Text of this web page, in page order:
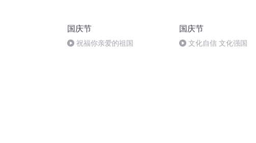
国庆节
祝福你亲爱的祖国
国庆节
文化自信 文化强国